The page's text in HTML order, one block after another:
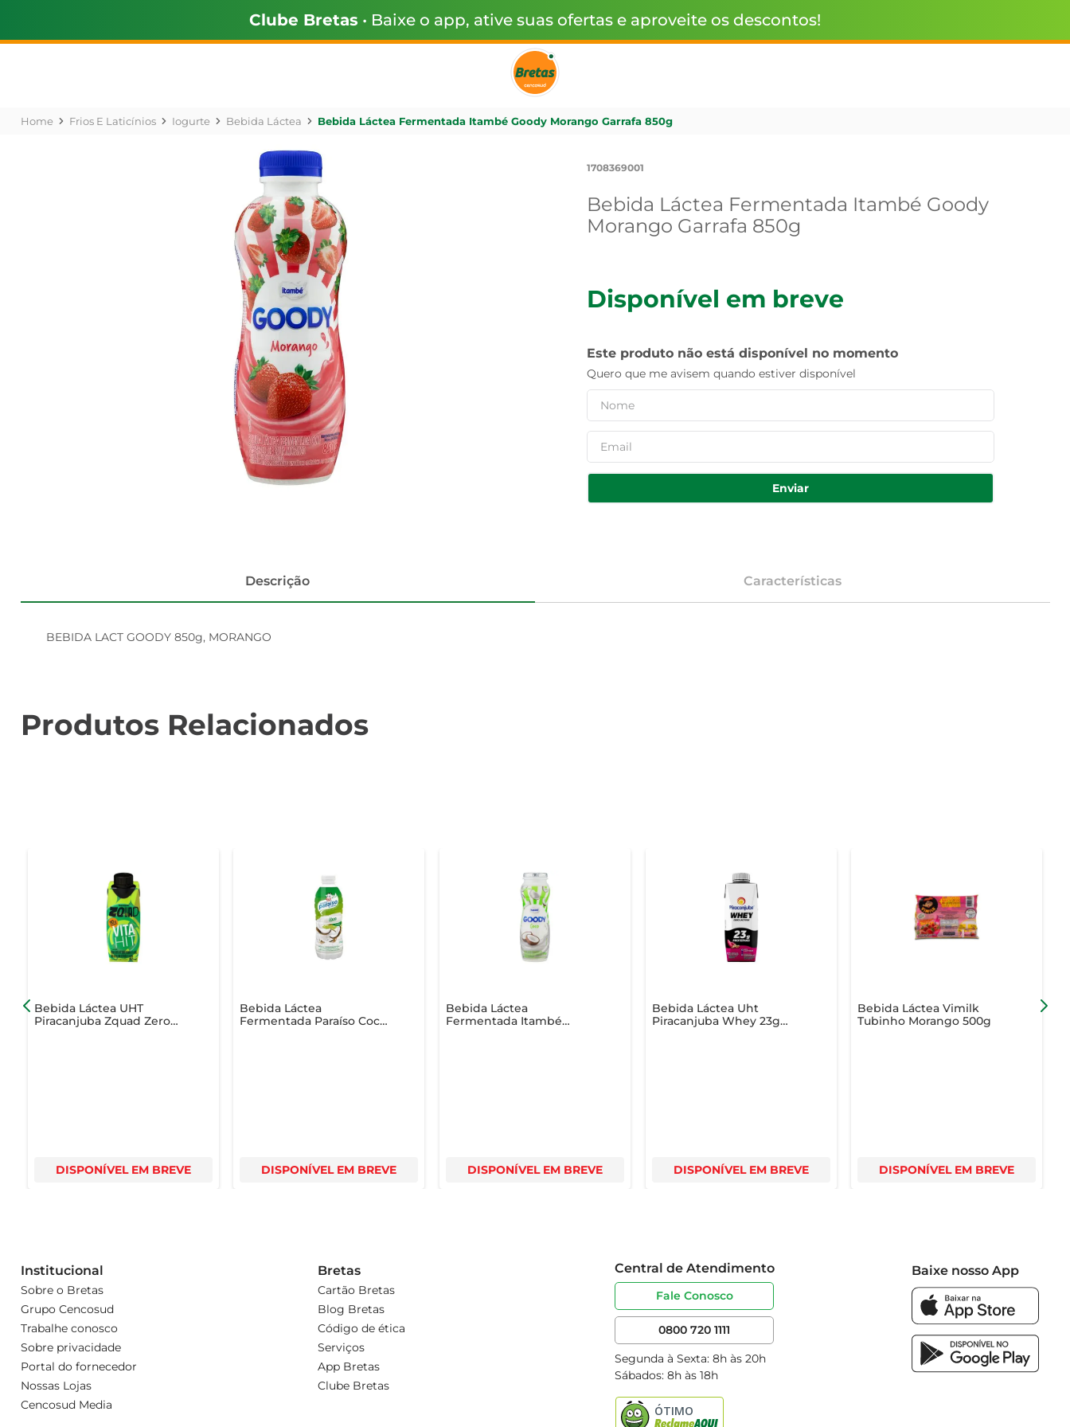
Clube Bretas • Baixe o app, ative suas ofertas e aproveite os descontos!
Frios E Laticínios Iogurte Bebida Láctea Bebida Láctea Fermentada Itambé Goody Morango Garrafa 850g
1708369001
Bebida Láctea Fermentada Itambé Goody
Morango Garrafa 850g
Disponível em breve
Este produto não está disponível no momento
Quero que me avisem quando estiver disponível
Enviar
Descrição Características
BEBIDA LACT GOODY 850g, MORANGO
Produtos Relacionados
Bebida Láctea UHT
Piracanjuba Zquad Zero
DISPONÍVEL EM BREVE
Bebida Láctea
Fermentada Paraíso Coco
DISPONÍVEL EM BREVE
Bebida Láctea
Fermentada Itambé
DISPONÍVEL EM BREVE
Bebida Láctea Uht
Piracanjuba Whey 23g
DISPONÍVEL EM BREVE
Bebida Láctea Vimilk
Tubinho Morango 500g
DISPONÍVEL EM BREVE
Institucional
Sobre o Bretas
Grupo Cencosud
Trabalhe conosco
Sobre privacidade
Portal do fornecedor
Nossas Lojas
Cencosud Media
Bretas
Cartão Bretas
Blog Bretas
Código de ética
Serviços
App Bretas
Clube Bretas
Central de Atendimento
Fale Conosco
0800 720 1111
Segunda à Sexta: 8h às 20h
Sábados: 8h às 18h
Baixe nosso App